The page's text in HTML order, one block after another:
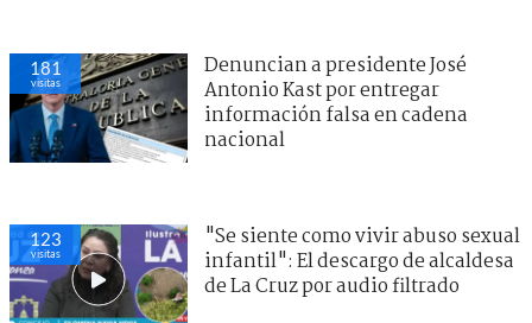
181
visitas
Denuncian a presidente José
Antonio Kast por entregar
información falsa en cadena
nacional
123
visitas
"Se siente como vivir abuso sexual
infantil": El descargo de alcaldesa
de La Cruz por audio filtrado